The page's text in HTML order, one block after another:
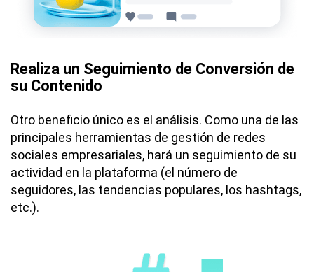
Realiza un Seguimiento de Conversión de
su Contenido
Otro beneficio único es el análisis. Como una de las
principales herramientas de gestión de redes
sociales empresariales, hará un seguimiento de su
actividad en la plataforma (el número de
seguidores, las tendencias populares, los hashtags,
etc.).